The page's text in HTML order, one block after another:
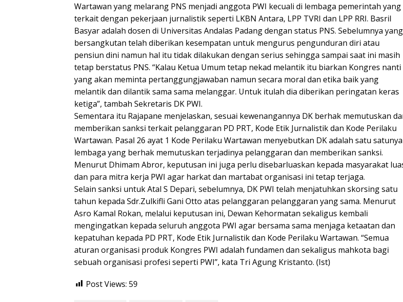
Wartawan yang melarang PNS menjadi anggota PWI kecuali di lembaga pemerintah yang
terkait dengan pekerjaan jurnalistik seperti LKBN Antara, LPP TVRI dan LPP RRI. Basril
Basyar adalah dosen di Universitas Andalas Padang dengan status PNS. Sebelumnya yang
bersangkutan telah diberikan kesempatan untuk mengurus pengunduran diri atau
pensiun dini namun hal itu tidak dilakukan dengan serius sehingga sampai saat ini masih
tetap berstatus PNS. “Kalau Ketua Umum tetap nekad melantik itu biarkan Kongres nanti
yang akan meminta pertanggungjawaban namun secara moral dan etika baik yang
melantik dan dilantik sama sama melanggar. Untuk itulah dia diberikan peringatan keras
ketiga”, tambah Sekretaris DK PWI.
Sementara itu Rajapane menjelaskan, sesuai kewenangannya DK berhak memutuskan
memberikan sanksi terkait pelanggaran PD PRT, Kode Etik Jurnalistik dan Kode Perilaku
Wartawan. Pasal 26 ayat 1 Kode Perilaku Wartawan menyebutkan DK adalah satu satunya
lembaga yang berhak memutuskan terjadinya pelanggaran dan memberikan sanksi.
Menurut Dhimam Abror, keputusan ini juga perlu disebarluaskan kepada masyarakat
dan para mitra kerja PWI agar harkat dan martabat organisasi ini tetap terjaga.
Selain sanksi untuk Atal S Depari, sebelumnya, DK PWI telah menjatuhkan skorsing satu
tahun kepada Sdr.Zulkifli Gani Otto atas pelanggaran pelanggaran yang sama. Menurut
Asro Kamal Rokan, melalui keputusan ini, Dewan Kehormatan sekaligus kembali
mengingatkan kepada seluruh anggota PWI agar bersama sama menjaga ketaatan dan
kepatuhan kepada PD PRT, Kode Etik Jurnalistik dan Kode Perilaku Wartawan. “Semua
aturan organisasi produk Kongres PWI adalah fundamen dan sekaligus mahkota bagi
sebuah organisasi profesi seperti PWI”, kata Tri Agung Kristanto. (Ist)
Post Views: 59